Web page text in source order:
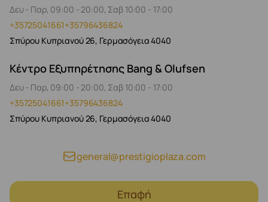
Δευ - Παρ, 09:00 - 20:00, Σαβ 10:00 - 17:00
+35725041661+35796436824
Σπύρου Κυπριανού 26, Γερμασόγεια 4040
Κέντρο Εξυπηρέτησης Bang & Olufsen
Δευ - Παρ, 09:00 - 20:00, Σαβ 10:00 - 17:00
+35725041661+35796436824
Σπύρου Κυπριανού 26, Γερμασόγεια 4040
general@prestigioplaza.com
Επαφή